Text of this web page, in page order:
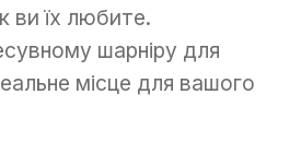
ви їх любите.
шарніру для
місце для вашого